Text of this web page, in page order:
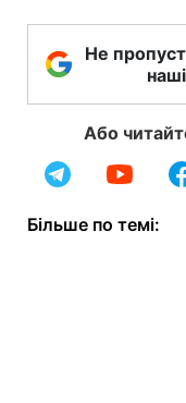
Не
Або
Більше по темі: